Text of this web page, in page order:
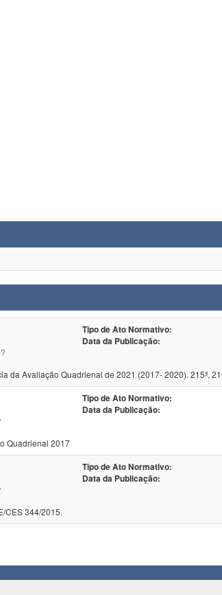
Tipo de Ato Normativo:
Data da Publicação:
da Avaliação Quadrienal de 2021 (2017- 2020). 215ª,
Tipo de Ato Normativo:
Data da Publicação:
Quadrienal 2017
Tipo de Ato Normativo:
Data da Publicação:
CES 344/2015.